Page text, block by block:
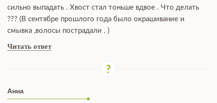
сильно выпадать . Хвост стал тоньше вдвое . Что делать
??? (В сентябре прошлого года было окрашивание и
смывка ,волосы пострадали . )
Читать ответ
Анна